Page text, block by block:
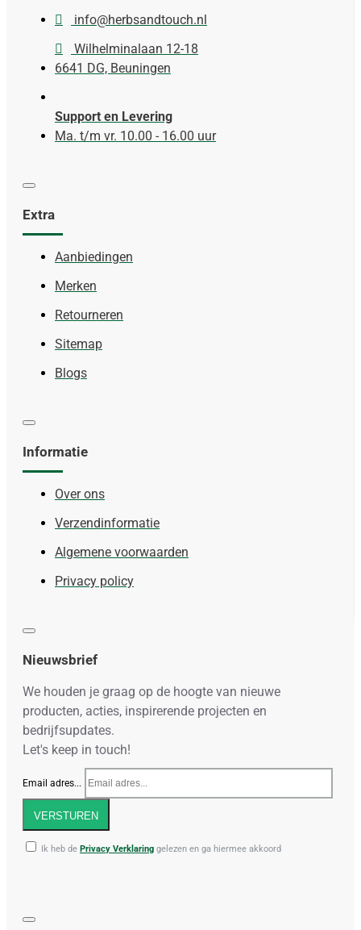
info@herbsandtouch.nl
Wilhelminalaan 12-18
6641 DG, Beuningen
Support en Levering
Ma. t/m vr. 10.00 - 16.00 uur
Extra
Aanbiedingen
Merken
Retourneren
Sitemap
Blogs
Informatie
Over ons
Verzendinformatie
Algemene voorwaarden
Privacy policy
Nieuwsbrief
We houden je graag op de hoogte van nieuwe
producten, acties, inspirerende projecten en
bedrijfsupdates.
Let's keep in touch!
Email adres...
VERSTUREN
Ik heb de Privacy Verklaring gelezen en ga hiermee akkoord